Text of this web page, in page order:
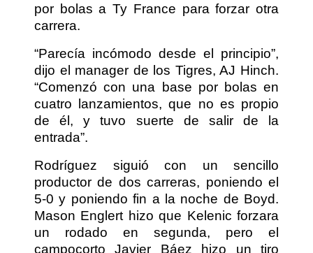
por bolas a Ty France para forzar otra
carrera.
“Parecía incómodo desde el principio”,
dijo el manager de los Tigres, AJ Hinch.
“Comenzó con una base por bolas en
cuatro lanzamientos, que no es propio
de él, y tuvo suerte de salir de la
entrada”.
Rodríguez siguió con un sencillo
productor de dos carreras, poniendo el
5-0 y poniendo fin a la noche de Boyd.
Mason Englert hizo que Kelenic forzara
un rodado en segunda, pero el
campocorto Javier Báez hizo un tiro